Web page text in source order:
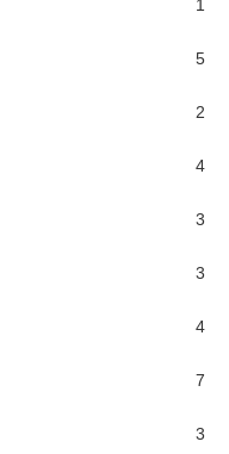
1
5
2
4
3
3
4
7
3